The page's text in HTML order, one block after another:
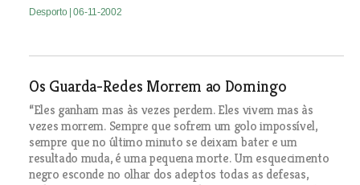
Desporto | 06-11-2002
Os Guarda-Redes Morrem ao Domingo
“Eles ganham mas às vezes perdem. Eles vivem mas às
vezes morrem. Sempre que sofrem um golo impossível,
sempre que no último minuto se deixam bater e um
resultado muda, é uma pequena morte. Um esquecimento
negro esconde no olhar dos adeptos todas as defesas,